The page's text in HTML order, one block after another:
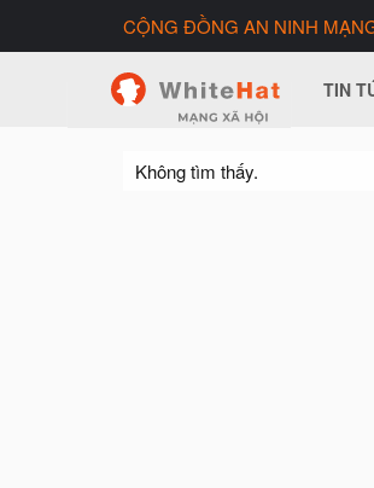
CỘNG ĐỒNG AN NINH
TIN
Không tìm thấy.